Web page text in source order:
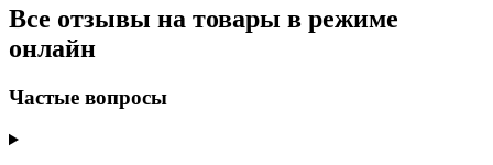
Все отзывы на товары в режиме
онлайн
Частые вопросы